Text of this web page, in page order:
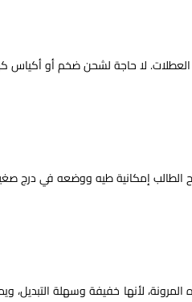
لا حاجة لشحن ضخم أو أكياس
الطالب إمكانية طيه ووضعه في درج
لأنها خفيفة وسهلة التبديل،